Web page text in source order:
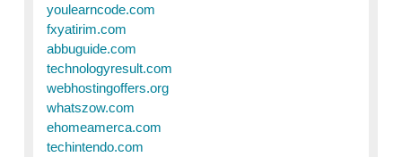
youlearncode.com
fxyatirim.com
abbuguide.com
technologyresult.com
webhostingoffers.org
whatszow.com
ehomeamerca.com
techintendo.com